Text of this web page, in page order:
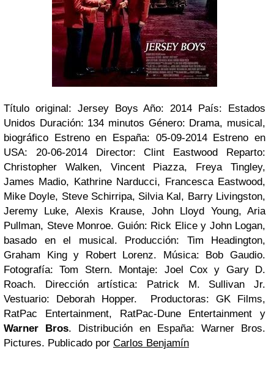
Título original: Jersey Boys Año: 2014 País: Estados
Unidos Duración: 134 minutos Género: Drama, musical,
biográfico Estreno en España: 05-09-2014 Estreno en
USA: 20-06-2014 Director: Clint Eastwood Reparto:
Christopher Walken, Vincent Piazza, Freya Tingley,
James Madio, Kathrine Narducci, Francesca Eastwood,
Mike Doyle, Steve Schirripa, Silvia Kal, Barry Livingston,
Jeremy Luke, Alexis Krause, John Lloyd Young, Aria
Pullman, Steve Monroe. Guión: Rick Elice y John Logan,
basado en el musical. Producción: Tim Headington,
Graham King y Robert Lorenz. Música: Bob Gaudio.
Fotografía: Tom Stern. Montaje: Joel Cox y Gary D.
Roach. Dirección artística: Patrick M. Sullivan Jr.
Vestuario: Deborah Hopper. Productoras: GK Films,
RatPac Entertainment, RatPac-Dune Entertainment y
Warner Bros. Distribución en España: Warner Bros.
Pictures. Publicado por Carlos Benjamín